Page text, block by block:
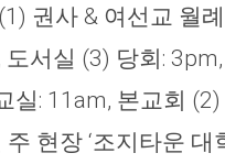
권사 & 여선교 월
도서실 (3) 당회:
실: 11am, 본교회
현장 ‘조지타운